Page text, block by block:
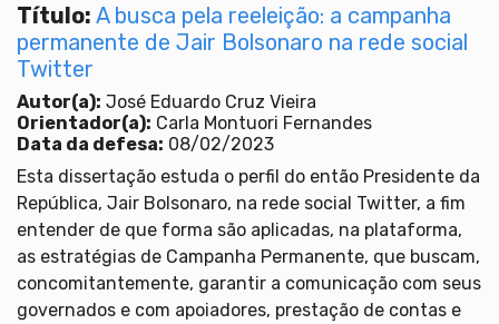
Título: A busca pela reeleição: a campanha
permanente de Jair Bolsonaro na rede social
Twitter
Autor(a): José Eduardo Cruz Vieira
Orientador(a): Carla Montuori Fernandes
Data da defesa: 08/02/2023
Esta dissertação estuda o perfil do então Presidente da
República, Jair Bolsonaro, na rede social Twitter, a fim
entender de que forma são aplicadas, na plataforma,
as estratégias de Campanha Permanente, que buscam,
concomitantemente, garantir a comunicação com seus
governados e com apoiadores, prestação de contas e